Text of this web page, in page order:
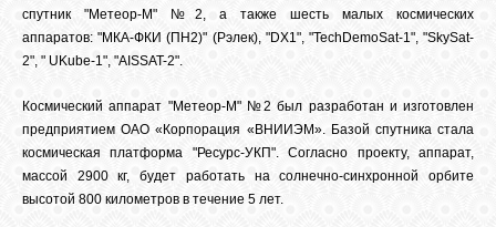
спутник "Метеор-М" №2, а также шесть малых космических
аппаратов: "МКА-ФКИ (ПН2)" (Рэлек), "DX1", "TechDemoSat-1", "SkySat-
2", " UKube-1", "AISSAT-2".
Космический аппарат "Метеор-М" №2 был разработан и изготовлен
предприятием ОАО «Корпорация «ВНИИЭМ». Базой спутника стала
космическая платформа "Ресурс-УКП". Согласно проекту, аппарат,
массой 2900 кг, будет работать на солнечно-синхронной орбите
высотой 800 километров в течение 5 лет.